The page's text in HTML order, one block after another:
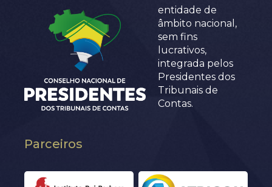
entidade de
âmbito nacional,
sem fins
lucrativos,
integrada pelos
Presidentes dos
Tribunais de
Contas.
Parceiros